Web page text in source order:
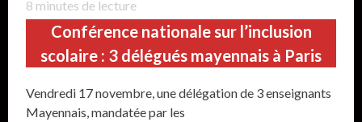
8 minutes de lecture
Conférence nationale sur l’inclusion
scolaire : 3 délégués mayennais à Paris
Vendredi 17 novembre, une délégation de 3 enseignants
Mayennais, mandatée par les